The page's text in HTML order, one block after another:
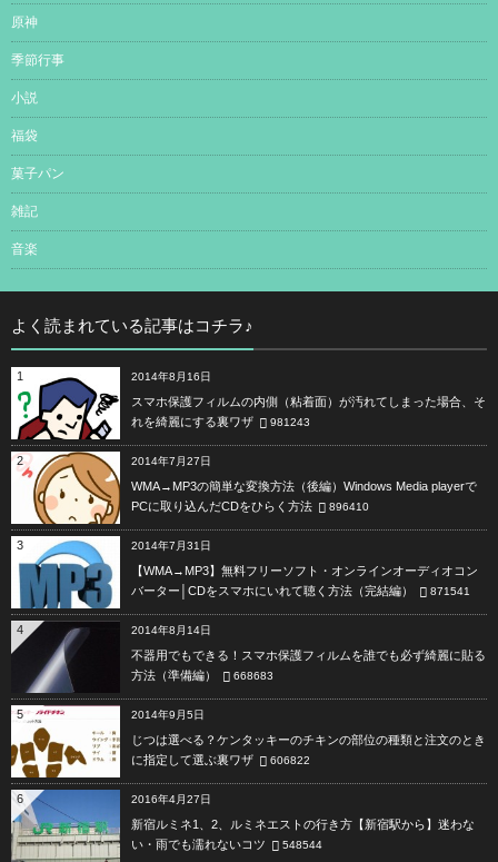
原神
季節行事
小説
福袋
菓子パン
雑記
音楽
よく読まれている記事はコチラ♪
1 2014年8月16日
スマホ保護フィルムの内側（粘着面）が汚れてしまった場合、そ
れを綺麗にする裏ワザ
981243
2 2014年7月27日
WMA→MP3の簡単な変換方法（後編）Windows Media playerで
PCに取り込んだCDをひらく方法
896410
3 2014年7月31日
【WMA→MP3】無料フリーソフト・オンラインオーディオコン
バーター│CDをスマホにいれて聴く方法（完結編）
871541
4 2014年8月14日
不器用でもできる！スマホ保護フィルムを誰でも必ず綺麗に貼る
方法（準備編）
668683
5 2014年9月5日
じつは選べる？ケンタッキーのチキンの部位の種類と注文のとき
に指定して選ぶ裏ワザ
606822
6 2016年4月27日
新宿ルミネ1、2、ルミネエストの行き方【新宿駅から】迷わな
い・雨でも濡れないコツ
548544